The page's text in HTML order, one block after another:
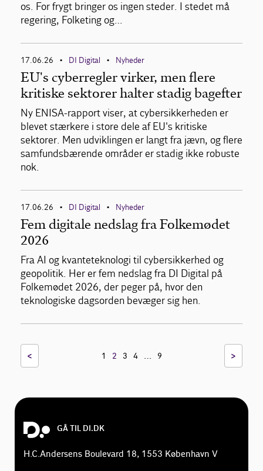
os. For frygt bringer os ingen steder. I stedet må
regering, Folketing og…
17.06.26 • DI Digital • Nyheder
EU's cyberregler virker, men flere
kritiske sektorer halter stadig bagefter
Ny ENISA-rapport viser, at cybersikkerheden er
blevet stærkere i store dele af EU's kritiske
sektorer. Men udviklingen er langt fra jævn, og flere
samfundsbærende områder er stadig ikke robuste
nok.
17.06.26 • DI Digital • Nyheder
Fem digitale nedslag fra Folkemødet
2026
Fra AI og kvanteteknologi til cybersikkerhed og
geopolitik. Her er fem nedslag fra DI Digital på
Folkemødet 2026, der peger på, hvor den
teknologiske dagsorden bevæger sig hen.
< 1 2 3 4 … 9 >
GÅ TIL DI.DK
H.C.Andersens Boulevard 18, 1553 København V